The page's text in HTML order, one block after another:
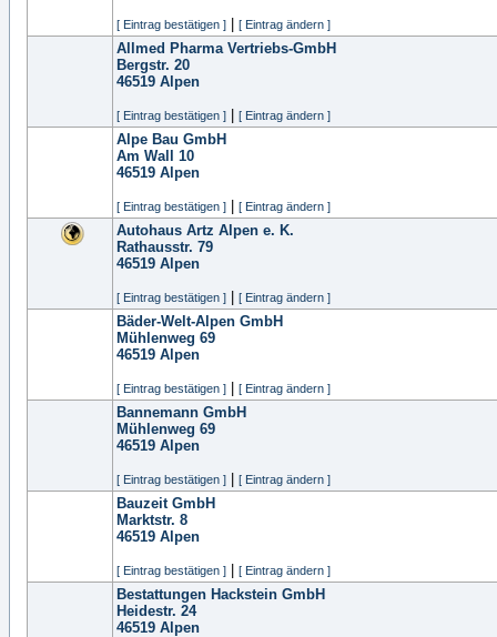
[ Eintrag bestätigen ] [ Eintrag ändern ]
Allmed Pharma Vertriebs-GmbH
Bergstr. 20
46519 Alpen
[ Eintrag bestätigen ] [ Eintrag ändern ]
Alpe Bau GmbH
Am Wall 10
46519 Alpen
[ Eintrag bestätigen ] [ Eintrag ändern ]
Autohaus Artz Alpen e. K.
Rathausstr. 79
46519 Alpen
[ Eintrag bestätigen ] [ Eintrag ändern ]
Bäder-Welt-Alpen GmbH
Mühlenweg 69
46519 Alpen
[ Eintrag bestätigen ] [ Eintrag ändern ]
Bannemann GmbH
Mühlenweg 69
46519 Alpen
[ Eintrag bestätigen ] [ Eintrag ändern ]
Bauzeit GmbH
Marktstr. 8
46519 Alpen
[ Eintrag bestätigen ] [ Eintrag ändern ]
Bestattungen Hackstein GmbH
Heidestr. 24
46519 Alpen